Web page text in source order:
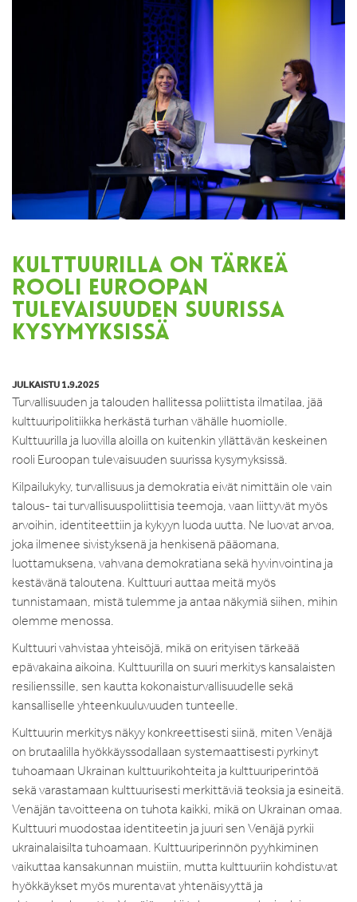
KULTTUURILLA ON TÄRKEÄ
ROOLI EUROOPAN
TULEVAISUUDEN SUURISSA
KYSYMYKSISSÄ
JULKAISTU 1.9.2025
Turvallisuuden ja talouden hallitessa poliittista ilmatilaa, jää
kulttuuripolitiikka herkästä turhan vähälle huomiolle.
Kulttuurilla ja luovilla aloilla on kuitenkin yllättävän keskeinen
rooli Euroopan tulevaisuuden suurissa kysymyksissä.
Kilpailukyky, turvallisuus ja demokratia eivät nimittäin ole vain
talous- tai turvallisuuspoliittisia teemoja, vaan liittyvät myös
arvoihin, identiteettiin ja kykyyn luoda uutta. Ne luovat arvoa,
joka ilmenee sivistyksenä ja henkisenä pääomana,
luottamuksena, vahvana demokratiana sekä hyvinvointina ja
kestävänä taloutena. Kulttuuri auttaa meitä myös
tunnistamaan, mistä tulemme ja antaa näkymiä siihen, mihin
olemme menossa.
Kulttuuri vahvistaa yhteisöjä, mikä on erityisen tärkeää
epävakaina aikoina. Kulttuurilla on suuri merkitys kansalaisten
resilienssille, sen kautta kokonaisturvallisuudelle sekä
kansalliselle yhteenkuuluvuuden tunteelle.
Kulttuurin merkitys näkyy konkreettisesti siinä, miten Venäjä
on brutaalilla hyökkäyssodallaan systemaattisesti pyrkinyt
tuhoamaan Ukrainan kulttuurikohteita ja kulttuuriperintöä
sekä varastamaan kulttuurisesti merkittäviä teoksia ja esineitä.
Venäjän tavoitteena on tuhota kaikki, mikä on Ukrainan omaa.
Kulttuuri muodostaa identiteetin ja juuri sen Venäjä pyrkii
ukrainalaisilta tuhoamaan. Kulttuuriperinnön pyyhkiminen
vaikuttaa kansakunnan muistiin, mutta kulttuuriin kohdistuvat
hyökkäykset myös murentavat yhtenäisyyttä ja